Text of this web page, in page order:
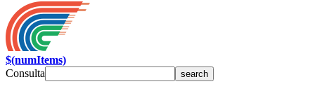
$(numItems)
Consulta